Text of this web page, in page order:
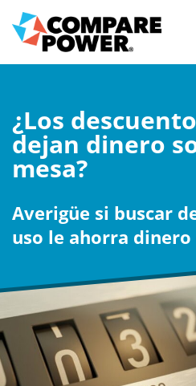
¿Los
dejan dinero
mesa?
Averigüe si buscar
uso le ahorra